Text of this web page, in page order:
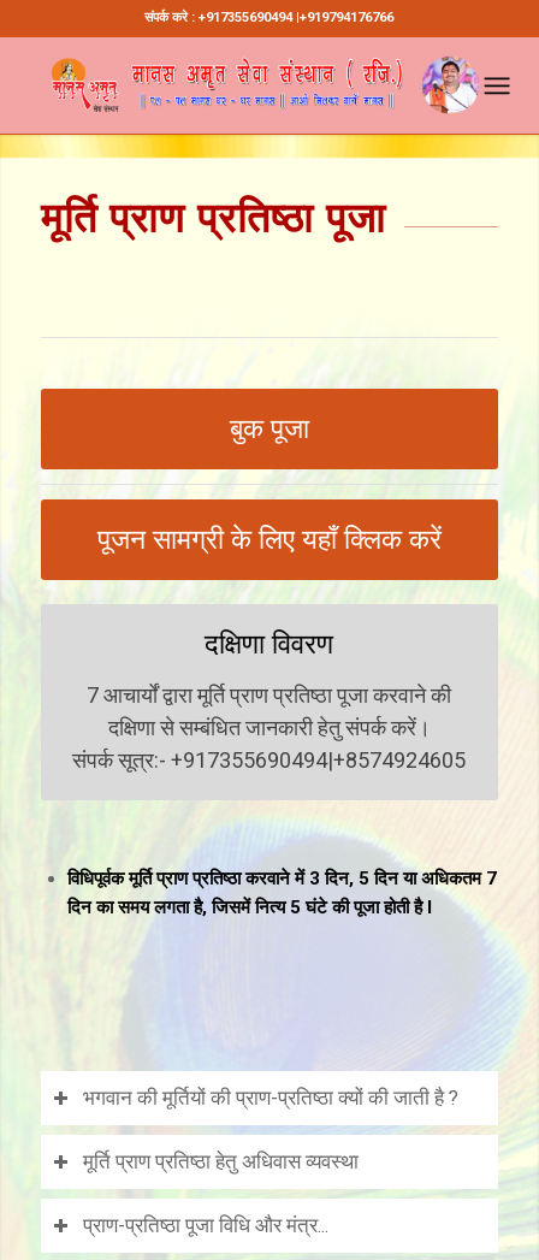
संपर्क करे : +917355690494 |+919794176766
मूर्ति प्राण प्रतिष्ठा पूजा
बुक पूजा
पूजन सामग्री के लिए यहाँ क्लिक करें
दक्षिणा विवरण
7 आचार्यों द्वारा मूर्ति प्राण प्रतिष्ठा पूजा करवाने की
दक्षिणा से सम्बंधित जानकारी हेतु संपर्क करें।
संपर्क सूत्र:- +917355690494|+8574924605
विधिपूर्वक मूर्ति प्राण प्रतिष्ठाकरवाने में 3 दिन, 5 दिन या अधिकतम 7
दिन का समय लगता है, जिसमें नित्य 5 घंटे की पूजा होती है l
भगवान की मूर्तियों की प्राण-प्रतिष्ठा क्यों की जाती है ?
मूर्ति प्राण प्रतिष्ठा हेतु अधिवास व्यवस्था
प्राण-प्रतिष्ठा पूजा विधि और मंत्र...